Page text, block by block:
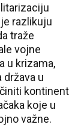
razlikuju
traže
vojne
u krizama,
država u
kontinent
koje u
važne.